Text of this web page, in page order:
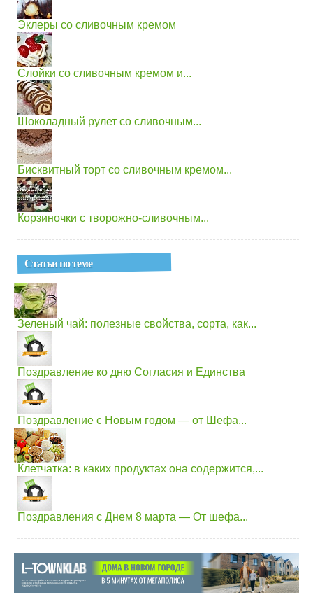
Эклеры со сливочным кремом
Слойки со сливочным кремом и...
Шоколадный рулет со сливочным...
Бисквитный торт со сливочным кремом...
Корзиночки с творожно-сливочным...
Статьи по теме
Зеленый чай: полезные свойства, сорта, как...
Поздравление ко дню Согласия и Единства
Поздравление с Новым годом — от Шефа...
Клетчатка: в каких продуктах она содержится,...
Поздравления с Днем 8 марта — От шефа...